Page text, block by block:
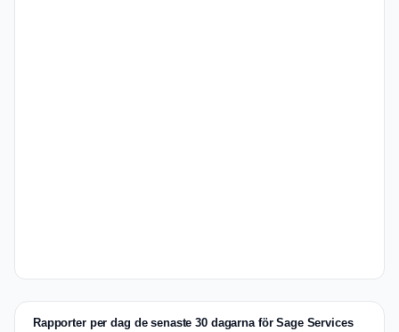
Rapporter per dag de senaste 30 dagarna för Sage Services